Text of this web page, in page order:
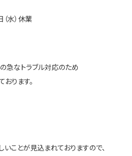
水）休業
急なトラブル対応のため
ります。
ことが見込まれておりますので、